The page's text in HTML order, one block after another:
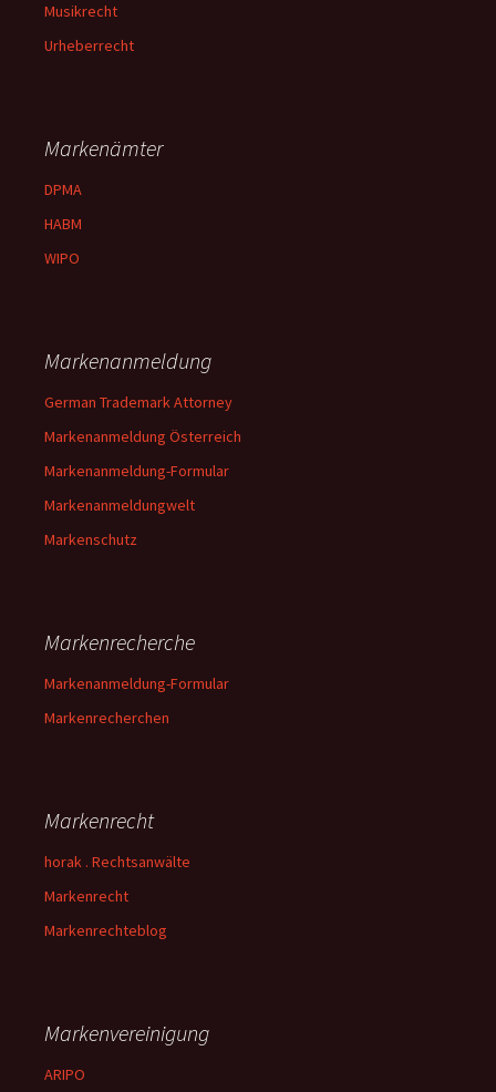
Musikrecht
Urheberrecht
Markenämter
DPMA
HABM
WIPO
Markenanmeldung
German Trademark Attorney
Markenanmeldung Österreich
Markenanmeldung-Formular
Markenanmeldungwelt
Markenschutz
Markenrecherche
Markenanmeldung-Formular
Markenrecherchen
Markenrecht
horak . Rechtsanwälte
Markenrecht
Markenrechteblog
Markenvereinigung
ARIPO